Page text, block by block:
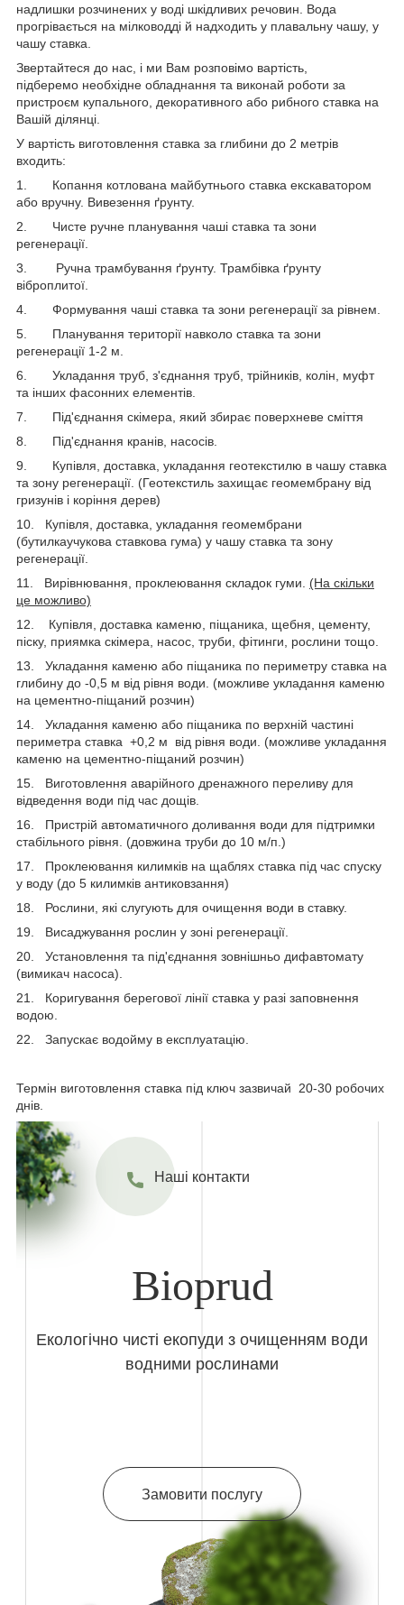
надлишки розчинених у воді шкідливих речовин. Вода
прогрівається на мілководді й надходить у плавальну чашу, у
чашу ставка.
Звертайтеся до нас, і ми Вам розповімо вартість,
підберемо необхідне обладнання та виконай роботи за
пристроєм купального, декоративного або рибного ставка на
Вашій ділянці.
У вартість виготовлення ставка за глибини до 2 метрів
входить:
1. Копання котлована майбутнього ставка екскаватором
або вручну. Вивезення ґрунту.
2. Чисте ручне планування чаші ставка та зони
регенерації.
3. Ручна трамбування ґрунту. Трамбівка ґрунту
віброплитої.
4. Формування чаші ставка та зони регенерації за рівнем.
5. Планування території навколо ставка та зони
регенерації 1-2 м.
6. Укладання труб, з'єднання труб, трійників, колін, муфт
та інших фасонних елементів.
7. Під'єднання скімера, який збирає поверхневе сміття
8. Під'єднання кранів, насосів.
9. Купівля, доставка, укладання геотекстилю в чашу ставка
та зону регенерації. (Геотекстиль захищає геомембрану від
гризунів і коріння дерев)
10. Купівля, доставка, укладання геомембрани
(бутилкаучукова ставкова гума) у чашу ставка та зону
регенерації.
11. Вирівнювання, проклеювання складок гуми. (На скільки
це можливо)
12. Купівля, доставка каменю, піщаника, щебня, цементу,
піску, приямка скімера, насос, труби, фітинги, рослини тощо.
13. Укладання каменю або піщаника по периметру ставка на
глибину до -0,5 м від рівня води. (можливе укладання каменю
на цементно-піщаний розчин)
14. Укладання каменю або піщаника по верхній частині
периметра ставка +0,2 м від рівня води. (можливе укладання
каменю на цементно-піщаний розчин)
15. Виготовлення аварійного дренажного переливу для
відведення води під час дощів.
16. Пристрій автоматичного доливання води для підтримки
стабільного рівня. (довжина труби до 10 м/п.)
17. Проклеювання килимків на щаблях ставка під час спуску
у воду (до 5 килимків антиковзання)
18. Рослини, які слугують для очищення води в ставку.
19. Висаджування рослин у зоні регенерації.
20. Установлення та під'єднання зовнішньо дифавтомату
(вимикач насоса).
21. Коригування берегової лінії ставка у разі заповнення
водою.
22. Запускає водойму в експлуатацію.
Термін виготовлення ставка під ключ зазвичай 20-30 робочих
днів.
Наші контакти
Bioprud
Екологічно чисті екопуди з очищенням води
водними рослинами
Замовити послугу